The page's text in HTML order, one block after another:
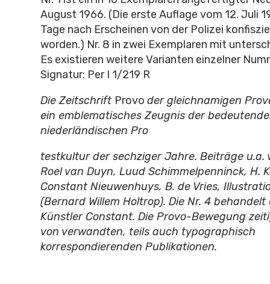
August 1966. (Die erste Auflage vom 12. Juli
Tage nach Erscheinen von der Polizei
worden.) Nr. 8 in zwei Exemplaren mit
Es existieren weitere Varianten einzelner
Signatur: Per I 1/219 R
Die Zeitschrift Provo der gleichnamigen
ein emblematisches Zeugnis der
niederländischen Pro
testkultur der sechziger Jahre. Beiträge u.a.
Roel van Duyn, Luud Schimmelpenninck, H.
Constant Nieuwenhuys, B. de Vries,
(Bernard Willem Holtrop). Die Nr. 4 behandelt
Künstler Constant. Die Provo-Bewegung
von verwandten, teils auch typographisch
korrespondierenden Publikationen.